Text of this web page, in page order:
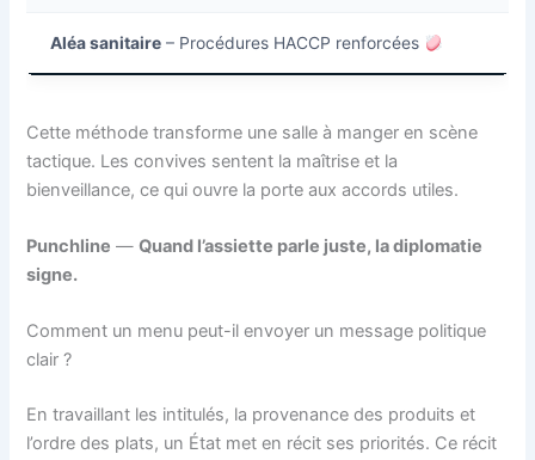
Aléa sanitaire – Procédures HACCP renforcées
Cette méthode transforme une salle à manger en scène
tactique. Les convives sentent la maîtrise et la
bienveillance, ce qui ouvre la porte aux accords utiles.
Punchline —Quand l’assiette parle juste, la diplomatie
signe.
Comment un menu peut-il envoyer un message politique
clair ?
En travaillant les intitulés, la provenance des produits et
l’ordre des plats, un État met en récit ses priorités. Ce récit